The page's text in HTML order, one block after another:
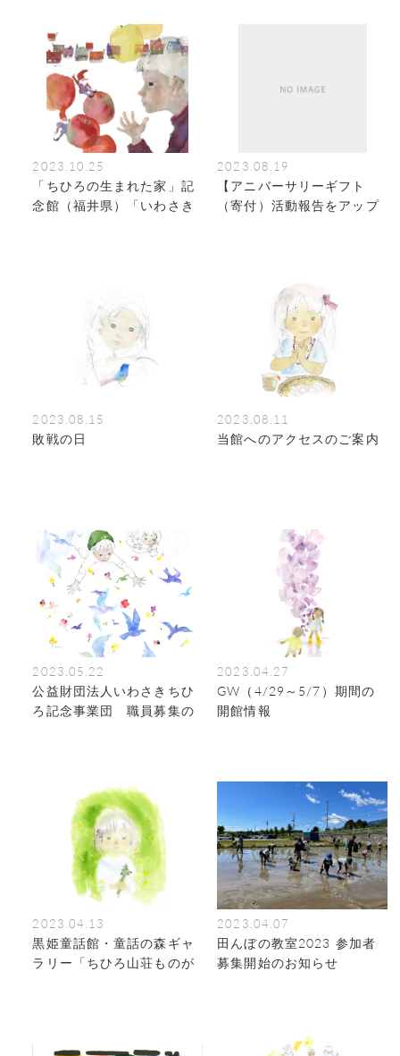
2023.10.25
「ちひろの生まれた家」記
念館（福井県）「いわさき
2023.08.19
【アニバーサリーギフト
（寄付）活動報告をアップ
2023.08.15
敗戦の日
2023.08.11
当館へのアクセスのご案内
2023.05.22
公益財団法人いわさきちひ
ろ記念事業団 職員募集の
2023.04.27
GW（4/29～5/7）期間の
開館情報
2023.04.13
黒姫童話館・童話の森ギャ
ラリー「ちひろ山荘ものが
2023.04.07
田んぼの教室2023 参加者
募集開始のお知らせ